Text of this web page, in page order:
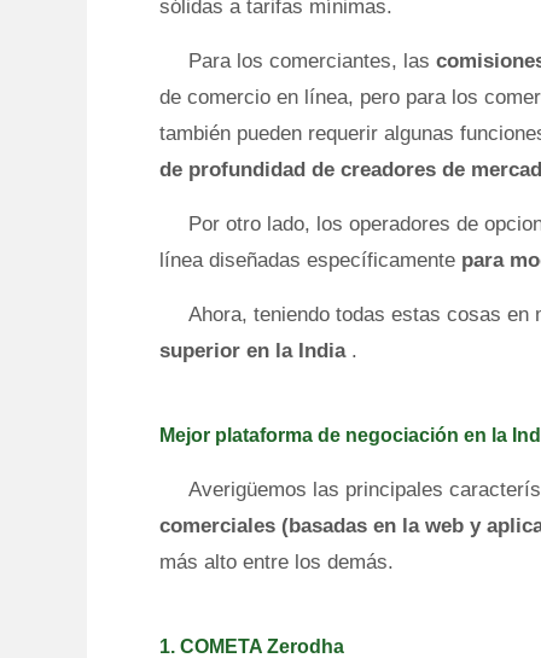
sólidas a tarifas mínimas.
Para los comerciantes, las
de comercio en línea, pero para los
también pueden requerir algunas
de profundidad de creadores de
Por otro lado, los operadores de
línea diseñadas específicamente para
Ahora, teniendo todas estas cosas
superior en la India.
Mejor plataforma de negociación en la
Averigüemos las principales
comerciales (basadas en la web y
más alto entre los demás.
1. COMETA Zerodha